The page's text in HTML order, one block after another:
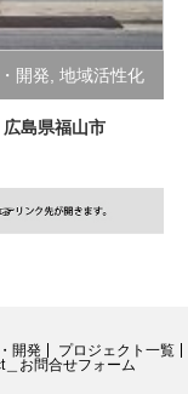
開発 地域活性化
島県福山市
開発
プロジェクト一覧
＿お問合せフォーム